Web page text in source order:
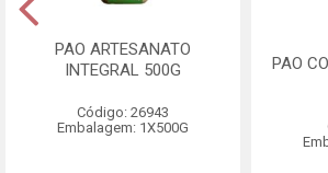
PAO ARTESANATO
INTEGRAL 500G
Código: 26943
Embalagem: 1X500G
PAO